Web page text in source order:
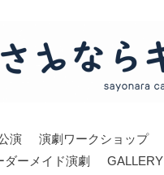
演 演劇ワークショップ
ダーメイド演劇
GALLERY